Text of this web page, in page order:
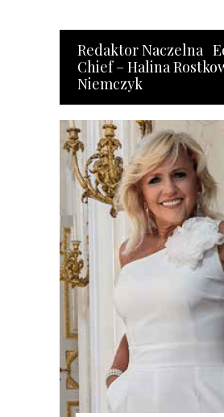
Redaktor Naczelna
Chief – Halina
Niemczyk